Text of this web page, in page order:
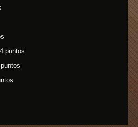
puntos